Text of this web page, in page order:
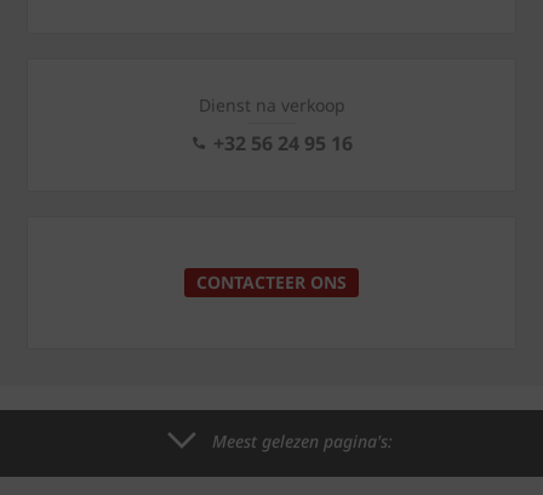
Dienst na verkoop
+32 56 24 95 16
CONTACTEER ONS
Meest gelezen pagina's: